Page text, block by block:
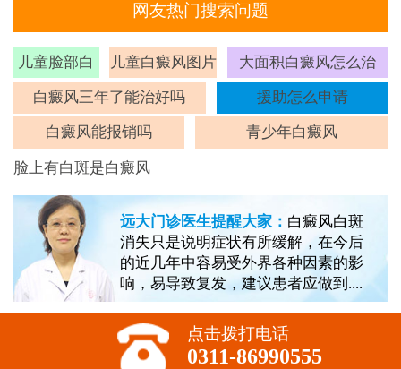
网友热门搜索问题
儿童脸部白
斑
儿童白癜风图片 大面积白癜风怎么治
白癜风三年了能治好吗 援助怎么申请
白癜风能报销吗 青少年白癜风
脸上有白斑是白癜风
远大门诊医生提醒大家： 白癜风白斑
消失只是说明症状有所缓解，在今后
的近几年中容易受外界各种因素的影
响，易导致复发，建议患者应做到....
点击拨打电话
0311-86990555